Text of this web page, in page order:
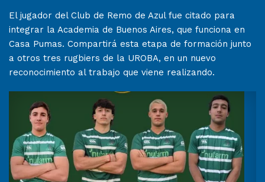
El jugador del Club de Remo de Azul fue citado para
integrar la Academia de Buenos Aires, que funciona en
Casa Pumas. Compartirá esta etapa de formación junto
a otros tres rugbiers de la UROBA, en un nuevo
reconocimiento al trabajo que viene realizando.